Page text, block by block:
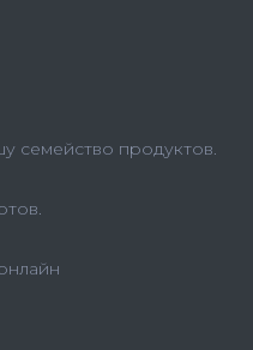
семейство продуктов.